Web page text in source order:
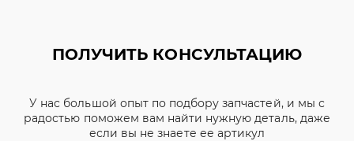
ПОЛУЧИТЬ КОНСУЛЬТАЦИЮ
У нас большой опыт по подбору запчастей, и мы с
радостью поможем вам найти нужную деталь, даже
если вы не знаете ее артикул